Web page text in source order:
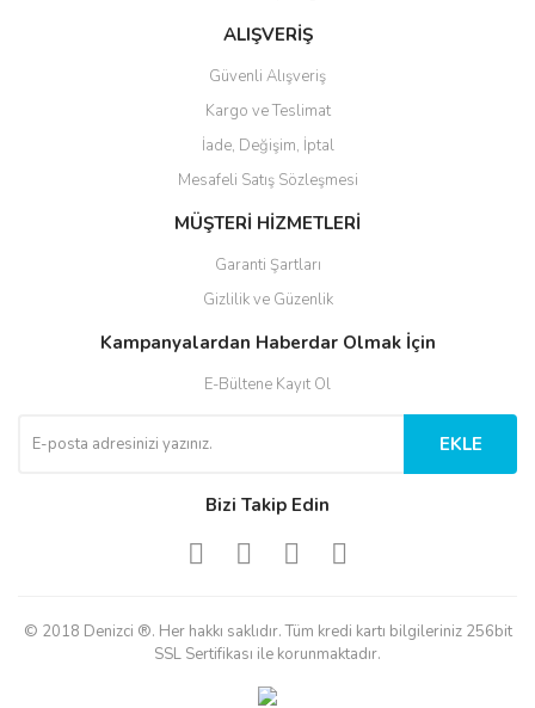
ALIŞVERİŞ
Güvenli Alışveriş
Kargo ve Teslimat
İade, Değişim, İptal
Mesafeli Satış Sözleşmesi
MÜŞTERİ HİZMETLERİ
Garanti Şartları
Gizlilik ve Güzenlik
Kampanyalardan Haberdar Olmak İçin
E-Bültene Kayıt Ol
EKLE
Bizi Takip Edin
© 2018 Denizci ®. Her hakkı saklıdır. Tüm kredi kartı bilgileriniz 256bit
SSL Sertifikası ile korunmaktadır.